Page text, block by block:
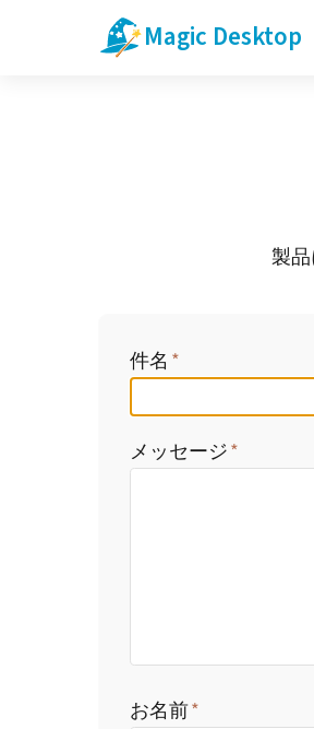
Magic Desktop
製
件名
メッセージ
お名前